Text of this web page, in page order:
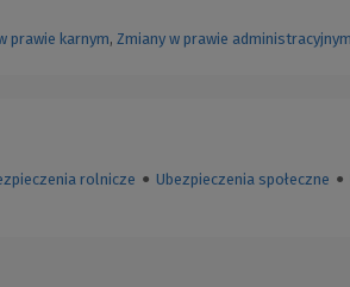
prawie karnym, Zmiany w prawie administracyjnym
rolnicze ● Ubezpieczenia społeczne ●